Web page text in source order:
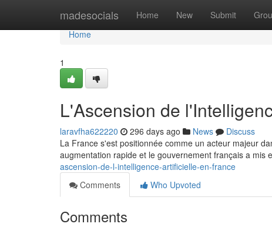
madesocials Home New Submit
Home
Home
1
L'Ascension de
laravfha622220 296 days ago News
Discuss
La France s'est positionnée comme un acteur majeur
augmentation rapide et le gouvernement français a mis
ascension-de-l-intelligence-artificielle-en-france
Comments
Who Upvoted
Comments